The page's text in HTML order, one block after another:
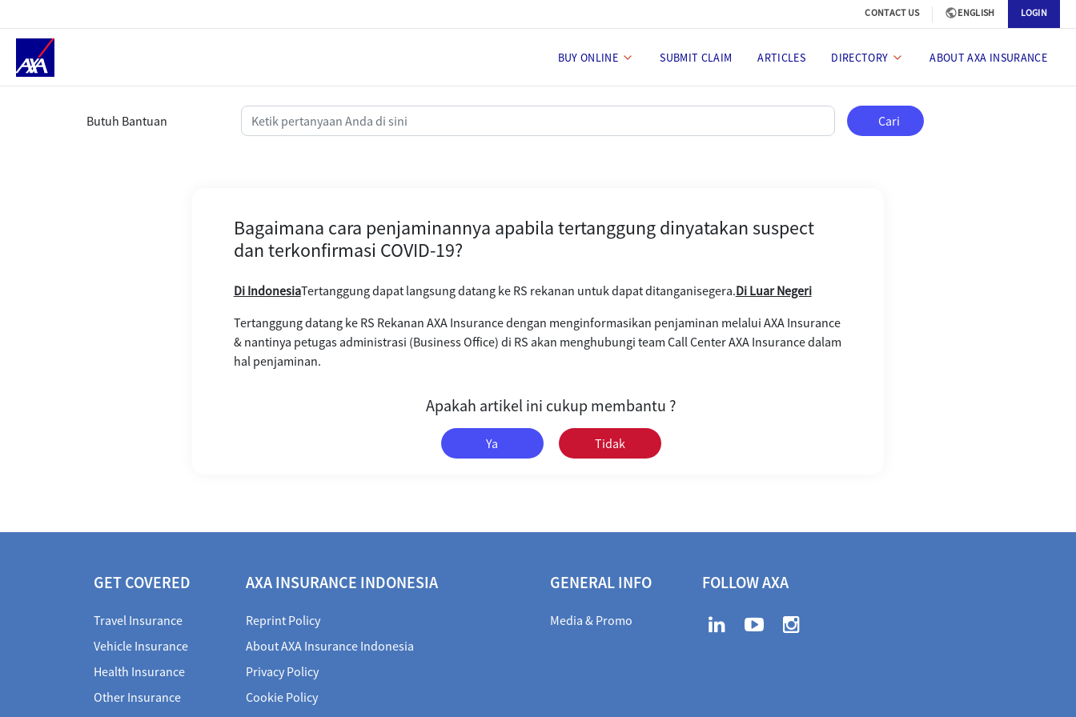
CONTACT US ENGLISH LOGIN
BUY ONLINE SUBMIT CLAIM ARTICLES DIRECTORY ABOUT AXA INSURANCE
Bagaimana cara penjaminannya apabila tertanggung dinyatakan suspect dan terkonfirmasi COVID-
Butuh Bantuan Cari
Bagaimana cara penjaminannya apabila tertanggung dinyatakan suspect
dan terkonfirmasi COVID-19?
Di IndonesiaTertanggung dapat langsung datang ke RS rekanan untuk dapat ditanganisegera.Di Luar Negeri
Tertanggung datang ke RS Rekanan AXA Insurance dengan menginformasikan penjaminan melalui AXA Insurance
& nantinya petugas administrasi (Business Office) di RS akan menghubungi team Call Center AXA Insurance dalam
hal penjaminan.
Apakah artikel ini cukup membantu ?
Ya Tidak
GET COVERED AXA INSURANCE INDONESIA GENERAL INFO
Travel Insurance
Vehicle Insurance
Health Insurance
Other Insurance
Reprint Policy
About AXA Insurance Indonesia
Privacy Policy
Cookie Policy
Media & Promo
FOLLOW AXA